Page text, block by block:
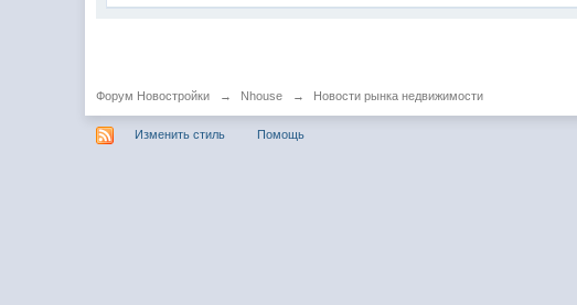
Форум Новостройки → Nhouse → Новости рынка недвижимости
Изменить стиль Помощь